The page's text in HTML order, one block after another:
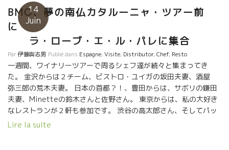
14
Juin
BMO、夢の南仏カタルーニャ・ツアー前
に
ラ・ローブ・エ・ル・パレに集合
Par伊藤與志男 Publié dans Espagne,Visite, Distributor,Chef, Resto
一週間、ワイナリーツアーで周るシェフ達が続々と集まってき
た。 金沢からは２チーム、ビストロ・ユイガの坂田夫妻、酒屋
弥三郎の荒木夫妻。 日本の首都？！、豊田からは、サボリの鎌田
夫妻、Minetteの鈴木さんと佐野さん。 東京からは、私の大好き
なレストランが２軒も参加です。 渋谷の高太郎さん、そしてパッ
ッション焼きの名人Shinoriの中山夫妻。 夢のような島、竹富島か
Lire la suite